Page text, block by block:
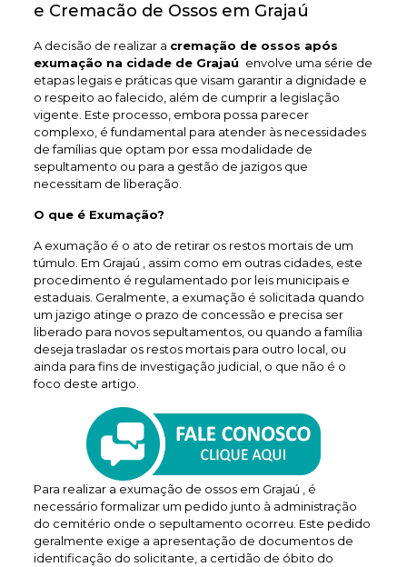
e Cremacão de Ossos em Grajaú
A decisão de realizar a cremação de ossos após
exumação na cidade de Grajaú envolve uma série de
etapas legais e práticas que visam garantir a dignidade e
o respeito ao falecido, além de cumprir a legislação
vigente. Este processo, embora possa parecer
complexo, é fundamental para atender às necessidades
de famílias que optam por essa modalidade de
sepultamento ou para a gestão de jazigos que
necessitam de liberação.
O que é Exumação?
A exumação é o ato de retirar os restos mortais de um
túmulo. Em Grajaú , assim como em outras cidades, este
procedimento é regulamentado por leis municipais e
estaduais. Geralmente, a exumação é solicitada quando
um jazigo atinge o prazo de concessão e precisa ser
liberado para novos sepultamentos, ou quando a família
deseja trasladar os restos mortais para outro local, ou
ainda para fins de investigação judicial, o que não é o
foco deste artigo.
Para realizar a exumação de ossos em Grajaú , é
necessário formalizar um pedido junto à administração
do cemitério onde o sepultamento ocorreu. Este pedido
geralmente exige a apresentação de documentos de
identificação do solicitante, a certidão de óbito do